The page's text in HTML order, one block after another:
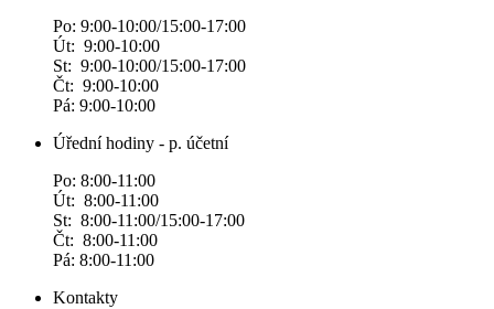
Po: 9:00-10:00/15:00-17:00
Út: 9:00-10:00
St: 9:00-10:00/15:00-17:00
Čt: 9:00-10:00
Pá: 9:00-10:00
Úřední hodiny - p. účetní
Po: 8:00-11:00
Út: 8:00-11:00
St: 8:00-11:00/15:00-17:00
Čt: 8:00-11:00
Pá: 8:00-11:00
Kontakty